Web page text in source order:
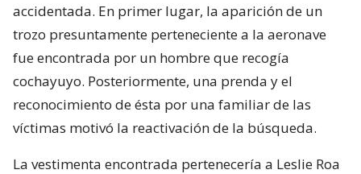
accidentada. En primer lugar, la aparición de un
trozo presuntamente perteneciente a la aeronave
fue encontrada por un hombre que recogía
cochayuyo. Posteriormente, una prenda y el
reconocimiento de ésta por una familiar de las
víctimas motivó la reactivación de la búsqueda.
La vestimenta encontrada pertenecería a Leslie Roa